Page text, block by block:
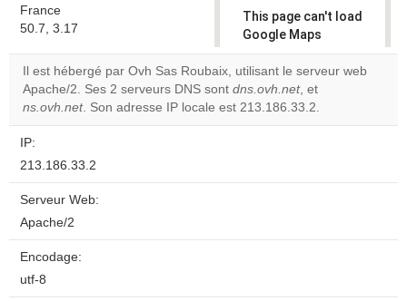
France
50.7, 3.17
This page can't load
Google Maps
correctly.
Do you
own this
Il est hébergé par Ovh Sas Roubaix, utilisant le serveur web
Apache/2. Ses 2 serveurs DNS sont dns.ovh.net, et
ns.ovh.net. Son adresse IP locale est 213.186.33.2.
IP:
213.186.33.2
Serveur Web:
Apache/2
Encodage:
utf-8